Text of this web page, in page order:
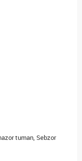
tuman, Sebzor